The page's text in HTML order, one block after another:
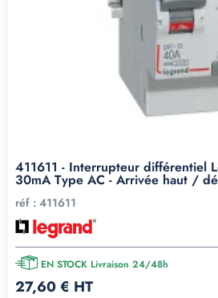
411611 - Interrupteur différentiel
30mA Type AC - Arrivée haut /
réf : 411611
EN STOCK Livraison 24/48h
27,60 € HT